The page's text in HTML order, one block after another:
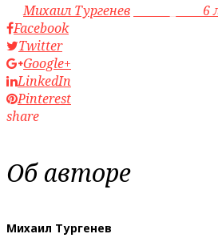
byМихаил Тургенев
6
Facebook
Twitter
Google+
LinkedIn
Pinterest
share
Об авторе
Михаил Тургенев